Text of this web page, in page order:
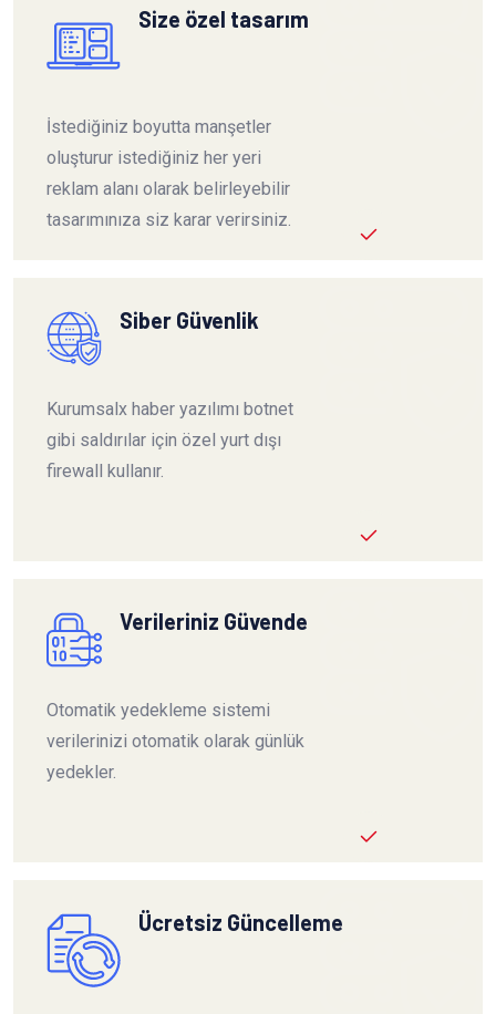
Size özel tasarım
İstediğiniz boyutta manşetler
oluşturur istediğiniz her yeri
reklam alanı olarak belirleyebilir
tasarımınıza siz karar verirsiniz.
Siber Güvenlik
Kurumsalx haber yazılımı botnet
gibi saldırılar için özel yurt dışı
firewall kullanır.
Verileriniz Güvende
Otomatik yedekleme sistemi
verilerinizi otomatik olarak günlük
yedekler.
Ücretsiz Güncelleme